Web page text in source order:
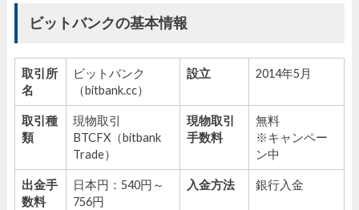
ビットバンクの基本情報
取引所
名
ビットバンク
（bitbank.cc）
設立 2014年5月
取引種
類
現物取引
BTCFX（bitbank
Trade）
現物取引
手数料
無料
※キャンペー
ン中
出金手
数料
日本円：540円～
756円
入金方法 銀行入金